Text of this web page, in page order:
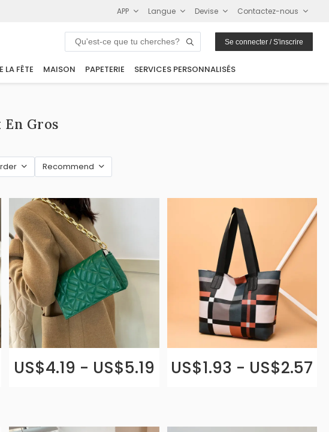
APP Langue Devise Contactez-nous
Se connecter / S'inscrire
LA FÊTE MAISON PAPETERIE SERVICES PERSONNALISÉS
En Gros
Recommend
US$4.19 - US$5.19 US$1.93 - US$2.57